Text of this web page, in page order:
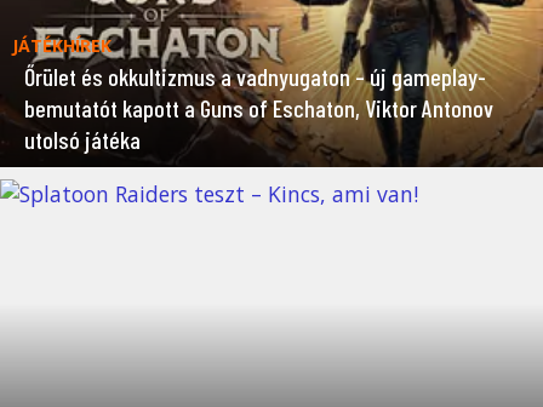
JÁTÉKHÍREK
Őrület és okkultizmus a vadnyugaton – új gameplay-
bemutatót kapott a Guns of Eschaton, Viktor Antonov
utolsó játéka